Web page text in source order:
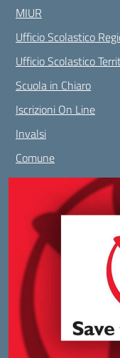
MIUR
Ufficio Scolastico
Ufficio Scolastico
Scuola in Chiaro
Iscrizioni On Line
Invalsi
Comune